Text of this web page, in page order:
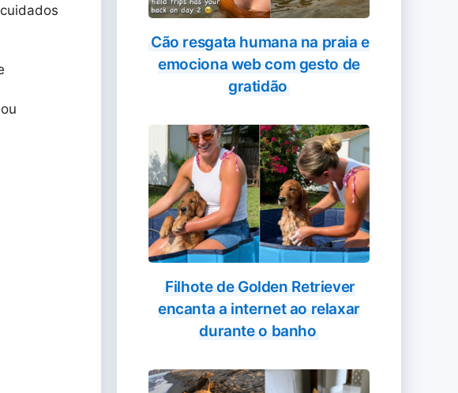
Cão resgata humana na praia e
emociona web com gesto de
gratidão
Filhote de Golden Retriever
encanta a internet ao relaxar
durante o banho